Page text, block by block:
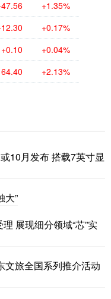
+1.35%
+0.17%
+0.10 +0.04%
+2.13%
10月发布 搭载7英寸显
大”
展现细分领域“芯”实
文旅全国系列推介活动